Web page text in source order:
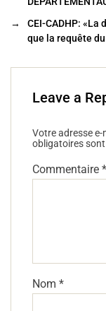
o
o
k
→
CEI-CADHP:
que la requête
Leave a
Votre adresse e-
obligatoires
Commentaire *
Nom *